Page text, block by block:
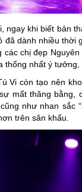
ngay khi biết bản
đã dành nhiều thời
các chị đẹp
thống nhất ý
Vi còn tạo nên
mất thăng bằng,
như nhan sắc
trên sân khấu.